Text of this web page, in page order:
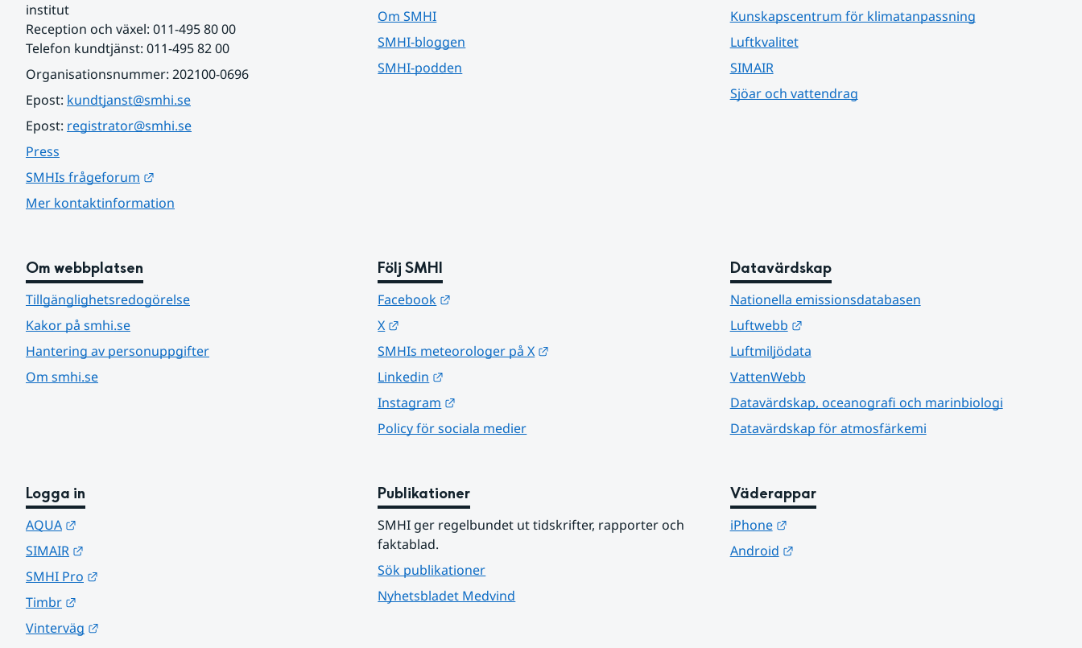
institut
Reception och växel: 011-495 80 00
Telefon kundtjänst: 011-495 82 00
Organisationsnummer: 202100-0696
Epost: kundtjanst@smhi.se
Epost: registrator@smhi.se
Press
SMHIs frågeforum
Mer kontaktinformation
Om SMHI
SMHI-bloggen
SMHI-podden
Kunskapscentrum för klimatanpassning
Luftkvalitet
SIMAIR
Sjöar och vattendrag
Om webbplatsen
Tillgänglighetsredogörelse
Kakor på smhi.se
Hantering av personuppgifter
Om smhi.se
Följ SMHI
Facebook
X
SMHIs meteorologer på X
Linkedin
Instagram
Policy för sociala medier
Datavärdskap
Nationella emissionsdatabasen
Luftwebb
Länk till annan webbplats.
Luftmiljödata
VattenWebb
Datavärdskap, oceanografi och marinbiologi
Datavärdskap för atmosfärkemi
Logga in
AQUA
SIMAIR
SMHI Pro
Timbr
Vinterväg
Publikationer
SMHI ger regelbundet ut tidskrifter, rapporter och
faktablad.
Sök publikationer
Nyhetsbladet Medvind
Väderappar
iPhone
Länk till annan webbplats.
Android
Länk till annan webbplats.